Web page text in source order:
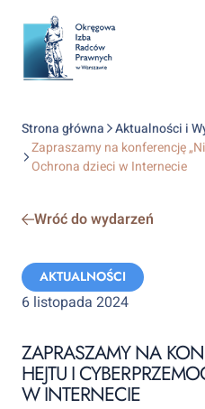
Strona główna
Aktualności i
Zapraszamy na konferencję
Ochrona dzieci w Internecie
Wróć do wydarzeń
Categories:
AKTUALNOŚCI
6 listopada 2024
ZAPRASZAMY NA
HEJTU I
W INTERNECIE